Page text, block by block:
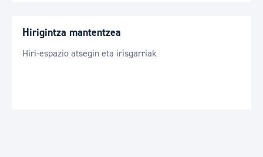
Hirigintza mantentzea
Hiri-espazio atsegin eta irisgarriak